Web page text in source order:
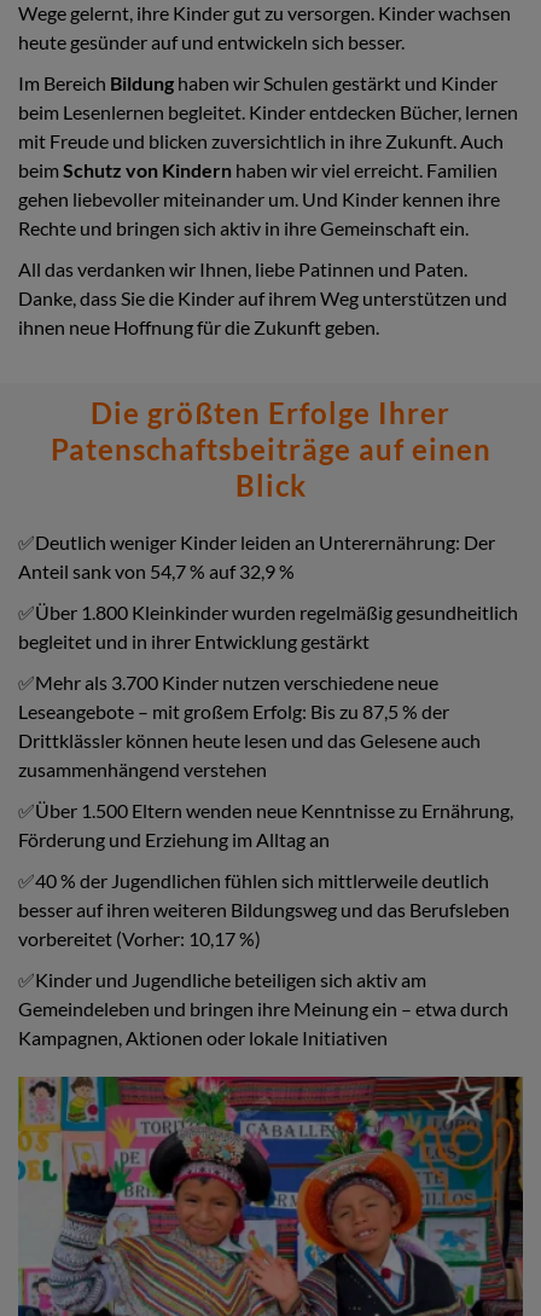
Wege gelernt, ihre Kinder gut zu versorgen. Kinder wachsen
heute gesünder auf und entwickeln sich besser.
Im Bereich Bildung haben wir Schulen gestärkt und Kinder
beim Lesenlernen begleitet. Kinder entdecken Bücher, lernen
mit Freude und blicken zuversichtlich in ihre Zukunft. Auch
beim Schutz von Kindern haben wir viel erreicht. Familien
gehen liebevoller miteinander um. Und Kinder kennen ihre
Rechte und bringen sich aktiv in ihre Gemeinschaft ein.
All das verdanken wir Ihnen, liebe Patinnen und Paten.
Danke, dass Sie die Kinder auf ihrem Weg unterstützen und
ihnen neue Hoffnung für die Zukunft geben.
Die größten Erfolge Ihrer
Patenschaftsbeiträge auf einen
Blick
✅Deutlich weniger Kinder leiden an Unterernährung: Der
Anteil sank von 54,7 % auf 32,9 %
✅Über 1.800 Kleinkinder wurden regelmäßig gesundheitlich
begleitet und in ihrer Entwicklung gestärkt
✅Mehr als 3.700 Kinder nutzen verschiedene neue
Leseangebote – mit großem Erfolg: Bis zu 87,5 % der
Drittklässler können heute lesen und das Gelesene auch
zusammenhängend verstehen
✅Über 1.500 Eltern wenden neue Kenntnisse zu Ernährung,
Förderung und Erziehung im Alltag an
✅40 % der Jugendlichen fühlen sich mittlerweile deutlich
besser auf ihren weiteren Bildungsweg und das Berufsleben
vorbereitet (Vorher: 10,17 %)
✅Kinder und Jugendliche beteiligen sich aktiv am
Gemeindeleben und bringen ihre Meinung ein – etwa durch
Kampagnen, Aktionen oder lokale Initiativen